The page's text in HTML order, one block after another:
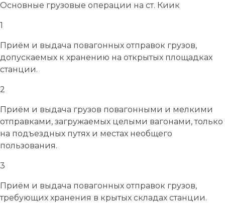
Основные грузовые операции на ст. Киик
1
Приём и выдача повагонных отправок грузов,
допускаемых к хранению на открытых площадках
станции.
2
Приём и выдача грузов повагонными и мелкими
отправками, загружаемых целыми вагонами, только
на подъездных путях и местах необщего
пользования.
3
Приём и выдача повагонных отправок грузов,
требующих хранения в крытых складах станции.